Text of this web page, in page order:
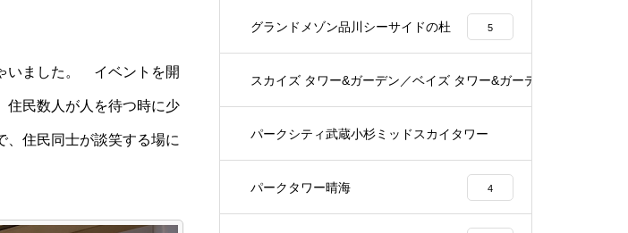
いました。 イベントを開
住民数人が人を待つ時に少
、住民同士が談笑する場に
グランドメゾン品川シーサイドの杜 5
スカイズ タワー&ガーデン／ベイズ タワー&ガーデン
パークシティ武蔵小杉ミッドスカイタワー
パークタワー晴海 4